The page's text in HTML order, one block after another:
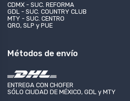
CDMX - SUC. REFORMA
GDL - SUC. COUNTRY CLUB
MTY - SUC. CENTRO
QRO, SLP y PUE
Métodos de envío
ENTREGA CON CHOFER
SÓLO CIUDAD DE MÉXICO, GDL y MTY